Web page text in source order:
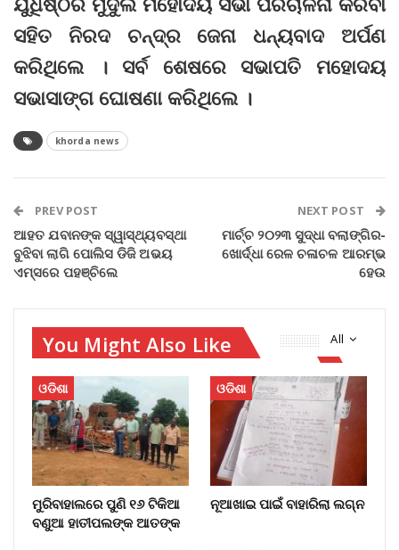
ସହିତ ନିରଦ ଚନ୍ଦ୍ର ଜେନା ଧନ୍ୟବାଦ ଅର୍ପଣ
କରିଥିଲେ । ସର୍ବ ଶେଷରେ ସଭାପତି ମହୋଦୟ
ସଭାସାଙ୍ଗ ଘୋଷଣା କରିଥିଲେ ।
khorda news
PREV POST
ଆହତ ଯବାନଙ୍କ ସ୍ୱାସ୍ଥ୍ୟବସ୍ଥା
ବୁଝିବା ଲାଗି ପୋଲିସ ଡିଜି ଅଭୟ
ଏମ୍ସରେ ପହଞ୍ଚିଲେ
NEXT POST
ମାର୍ଚ୍ଚ ୨୦୨୩ ସୁଦ୍ଧା ବଲାଙ୍ଗିର-
ଖୋର୍ଦ୍ଧା ରେଳ ଚଳାଚଳ ଆରମ୍ଭ
ହେଉ
All
You Might Also Like
ଓଡିଶା
ମୁରିବାହାଲରେ ପୁଣି ୧୬ ଟିକିଆ
ବଣୁଆ ହାତୀପଲଙ୍କ ଆତଙ୍କ
ଓଡିଶା
ନୂଆଖାଇ ପାଇଁ ବାହାରିଲା ଲଗ୍ନ